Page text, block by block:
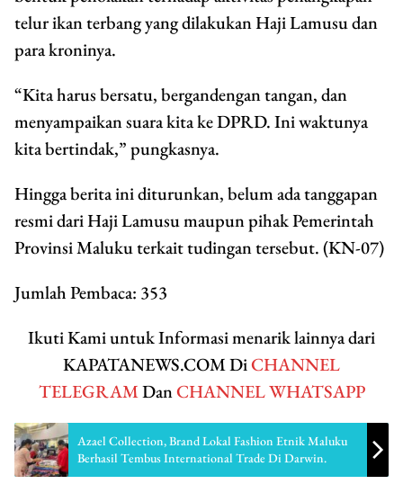
telur ikan terbang yang dilakukan Haji Lamusu dan
para kroninya.
“Kita harus bersatu, bergandengan tangan, dan
menyampaikan suara kita ke DPRD. Ini waktunya
kita bertindak,” pungkasnya.
Hingga berita ini diturunkan, belum ada tanggapan
resmi dari Haji Lamusu maupun pihak Pemerintah
Provinsi Maluku terkait tudingan tersebut. (KN-07)
Jumlah Pembaca: 353
Ikuti Kami untuk Informasi menarik lainnya dari
KAPATANEWS.COM DiCHANNEL
TELEGRAMDanCHANNEL WHATSAPP
Azael Collection, Brand Lokal Fashion Etnik Maluku
Berhasil Tembus International Trade Di Darwin.